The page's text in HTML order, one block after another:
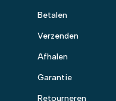
Betalen
Verzenden
Afhalen
Garantie
Retourneren